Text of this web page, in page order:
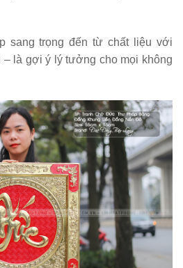
sang trọng đến từ chất liệu với
– là gợi ý lý tưởng cho mọi không